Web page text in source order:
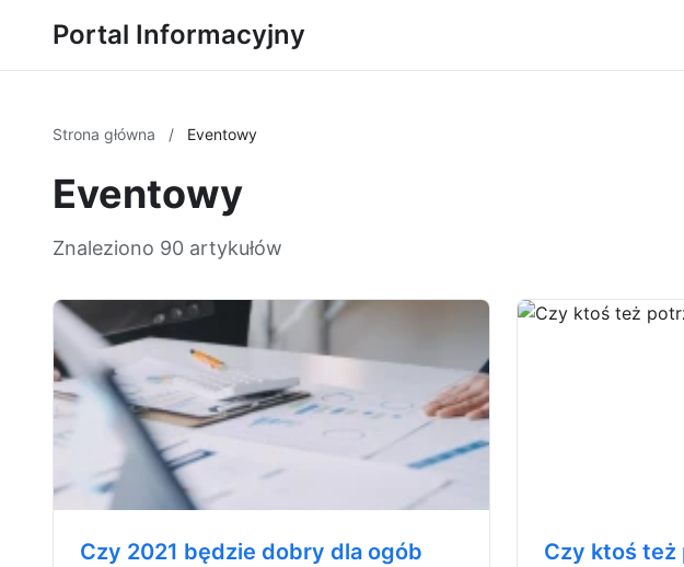
Portal Informacyjny
Strona główna / Eventowy
Eventowy
Znaleziono 90 artykułów
Czy 2021 będzie dobry dla ogób
Czy ktoś